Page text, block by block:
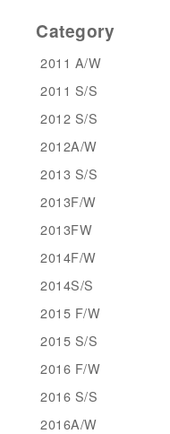
Category
2011 A/W
2011 S/S
2012 S/S
2012A/W
2013 S/S
2013F/W
2013FW
2014F/W
2014S/S
2015 F/W
2015 S/S
2016 F/W
2016 S/S
2016A/W